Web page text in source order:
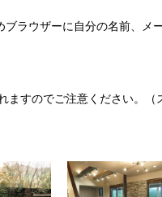
ラウザーに自分の名前、メ
すのでご注意ください。（